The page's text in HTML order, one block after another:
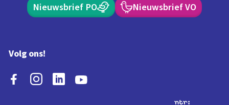
Nieuwsbrief PO Nieuwsbrief VO
Volg ons!